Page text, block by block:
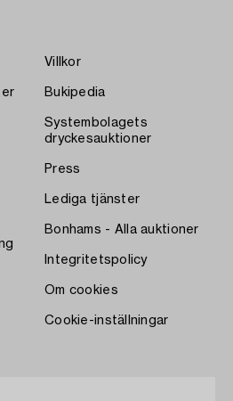
Villkor
Bukipedia
Systembolagets
dryckesauktioner
Press
Lediga tjänster
Bonhams - Alla auktioner
Integritetspolicy
Om cookies
Cookie-inställningar